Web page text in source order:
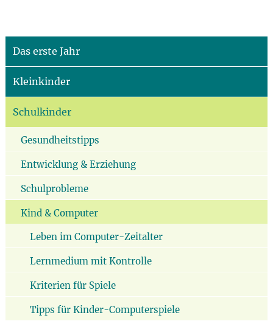
Das erste Jahr
Kleinkinder
Schulkinder
Gesundheitstipps
Entwicklung & Erziehung
Schulprobleme
Kind & Computer
Leben im Computer-Zeitalter
Lernmedium mit Kontrolle
Kriterien für Spiele
Tipps für Kinder-Computerspiele